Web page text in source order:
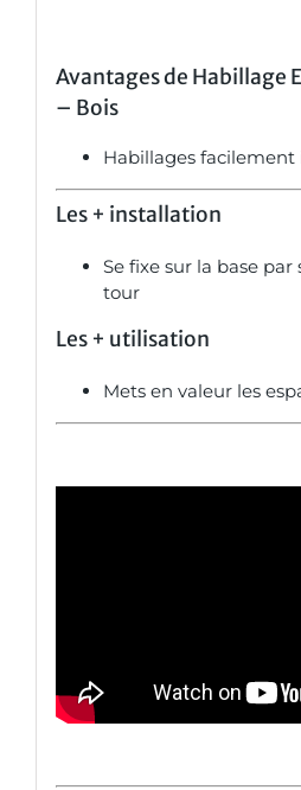
Avantages de Habillage
– Bois
Habillages
Les + installation
Se fixe sur la base
tour
Les + utilisation
Mets en valeur les